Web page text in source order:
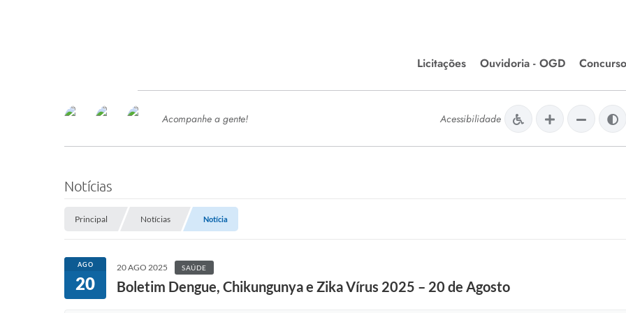
Licitações
Editais de Licitações
Chamamentos Públicos
Ouvidoria - OGD
SERVIÇOS
SEMED
Processo de Contratação -
Concursos e Processos Seletivos
Esporte
Meio Ambiente
Acompanhe a gente! Acessibilidade
Notícias
Principal Notícias Notícia
AGO
20
20 AGO 2025 SAÚDE
Boletim Dengue, Chikungunya e Zika Vírus 2025 – 20 de Agosto